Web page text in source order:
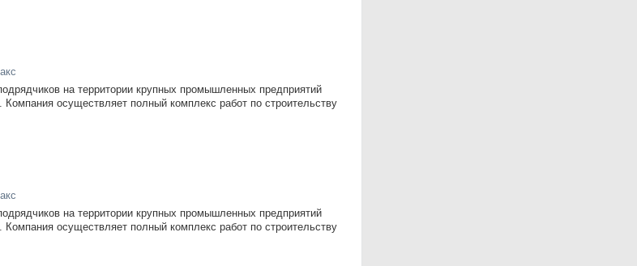
на территории крупных промышленных предприятий
Компания осуществляет полный комплекс работ по строительству
на территории крупных промышленных предприятий
Компания осуществляет полный комплекс работ по строительству